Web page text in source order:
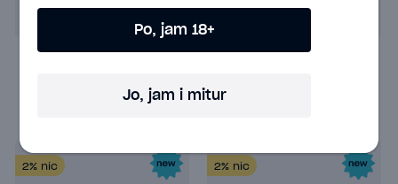
Po, jam 18+
Jo, jam i mitur
Geek Bar Meloso
Geek Bar Meloso
Strawberry Ice
18.00€
2% nic 2% nic